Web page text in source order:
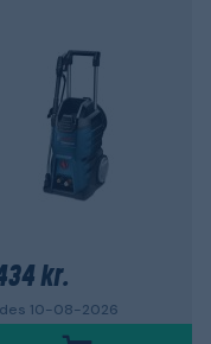
kr.
10-08-2026